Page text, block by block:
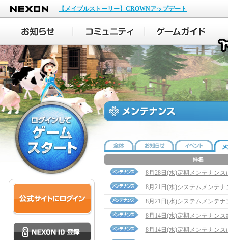
NEXON
【メイプルストーリー】CROWNアップデート
8月28日(水)定期メンテナンス
8月21日(水)システムメンテ
8月21日(水)システムメンテナ
8月14日(水)定期メンテナン
8月14日(水)定期メンテナンス